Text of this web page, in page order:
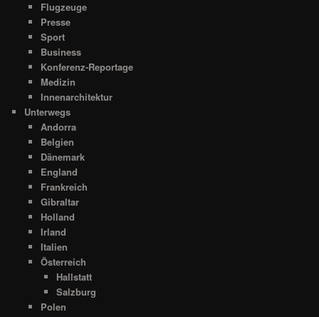
Flugzeuge
Presse
Sport
Business
Konferenz-Reportage
Medizin
Innenarchitektur
Unterwegs
Andorra
Belgien
Dänemark
England
Frankreich
Gibraltar
Holland
Irland
Italien
Österreich
Hallstatt
Salzburg
Polen